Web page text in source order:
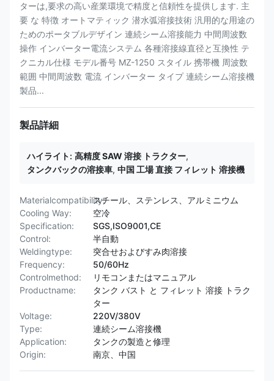
ターは,要求の高い産業環境で精度と信頼性を提供します. 主
要 な 特徴 オートマティック 潜水弧溶接技術 汎用的な用途の
ためのポータブルデザイン 連続シーム溶接能力 中間周波数
操作 インバーター電流システム 各種溶接線直径と互換性 テ
クニカル仕様 モデル番号 MZ-1250 スタイル 携帯機 周波数
範囲 中間周波数 電流 インバーター タイプ 連続シーム溶接機
製品...
製品詳細
ハイライト: 高精度 SAW 溶接 トラクター,
タンクバックの溶接車, 中国 工場 直接 フィレット 溶接機
Materialcompatibility:スチール、ステンレス、アルミニウム
Cooling Way:
空冷
Specification:
SGS,ISO9001,CE
Control:
半自動
Weldingtype:
突合せおよびすみ肉溶接
Frequency:
50/60Hz
Controlmethod:
リモコンまたはマニュアル
Productname:
タンク バスト と フィレット 溶接 トラク
ター
Voltage:
220V/380V
Type:
連続シーム溶接機
Application:
タンクの製造と修理
Origin:
南京、中国